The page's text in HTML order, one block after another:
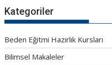
Kategoriler
Beden Eğitmi Hazırlık Kursları
Bilimsel Makaleler